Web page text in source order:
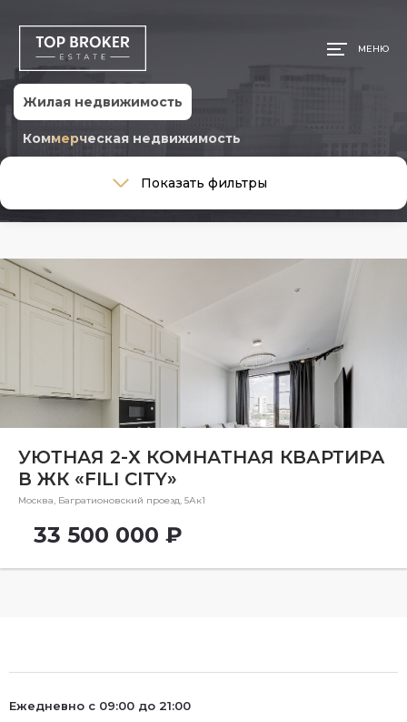
МЕНЮ
Жилая недвижимость
Коммерческая недвижимость
Тип сделки
Тип недвижимости
Общая площадь, м
Ремонт
Ремонт
Район
Район
Метро
Показать фильтры
УЮТНАЯ 2-Х КОМНАТНАЯ КВАРТИРА
В ЖК «FILI CITY»
Москва, Багратионовский проезд, 5Ак1
33 500 000 ₽
Ежедневно с 09:00 до 21:00